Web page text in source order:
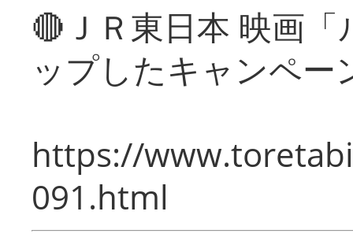
🔴ＪＲ東日本 映画
ップしたキャンペー
https://
091.html